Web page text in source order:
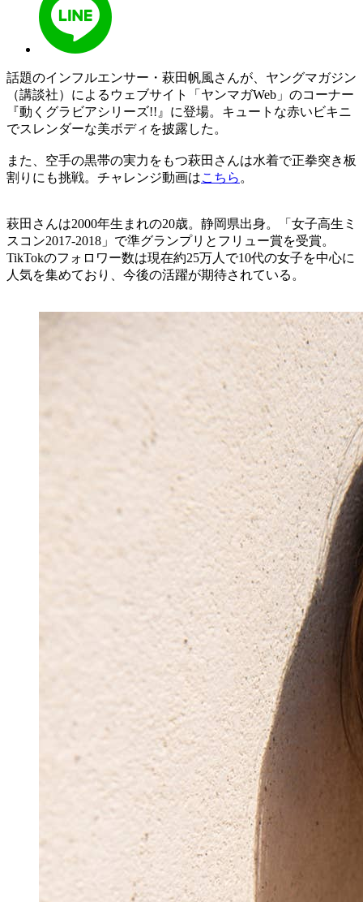
話題のインフルエンサー・萩田帆風さんが、ヤングマガジン
（講談社）によるウェブサイト「ヤンマガWeb」のコーナー
『動くグラビアシリーズ!!』に登場。キュートな赤いビキニ
でスレンダーな美ボディを披露した。
また、空手の黒帯の実力をもつ萩田さんは水着で正拳突き板
割りにも挑戦。チャレンジ動画はこちら 。
萩田さんは2000年生まれの20歳。静岡県出身。「女子高生ミ
スコン2017-2018」で準グランプリとフリュー賞を受賞。
TikTokのフォロワー数は現在約25万人で10代の女子を中心に
人気を集めており、今後の活躍が期待されている。